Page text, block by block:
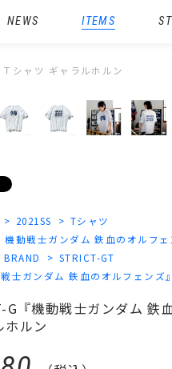
ITEMS
NEWS
シャツ ギャラルホルン
2021SS
Tシャツ
機動戦士ガンダム 鉄血のオルフェ
STRICT-GT
戦士ガンダム 鉄血のオルフェンズ
G『機動戦士ガンダム 鉄
ホルン